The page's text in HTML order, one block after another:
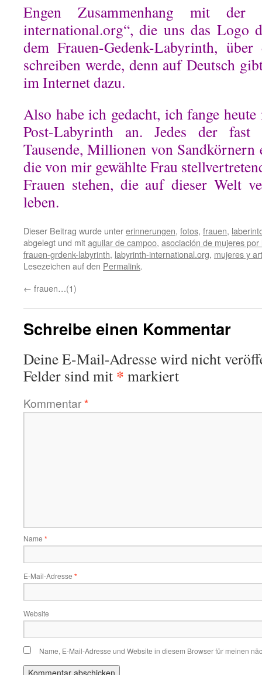
Engen Zusammenhang mit der
international.org“, die uns das Logo
dem Frauen-Gedenk-Labyrinth,
schreiben werde, denn auf Deutsch
im Internet dazu.
Also habe ich gedacht, ich fange
Post-Labyrinth an. Jedes der fast
Tausende, Millionen von
die von mir gewählte Frau
Frauen stehen, die auf dieser Welt
leben.
Dieser Beitrag wurde untererinnerungen, fotos, frauen,
abgelegt und mitaguilar de campoo, asociación de mujeres por
frauen-grdenk-labyrinth, labyrinth-international.org, mujeres y
Lesezeichen auf den Permalink.
← frauen…(1)
Schreibe einen Kommentar
Deine E-Mail-Adresse wird nicht
Felder sind mit * markiert
Kommentar*
Name *
E-Mail-Adresse *
Website
Name, E-Mail-Adresse und Website in diesem Browser für meinen